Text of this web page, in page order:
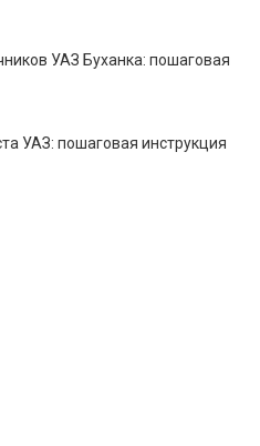
УАЗ Буханка: пошаговая
УАЗ: пошаговая инструкция